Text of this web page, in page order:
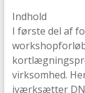
Indhold
I første del af
virksomhed.
iværksætter